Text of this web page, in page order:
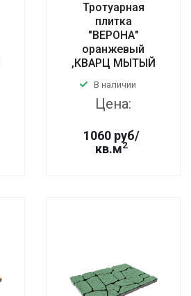
Тротуарная
плитка
"ВЕРОНА"
оранжевый
,КВАРЦ МЫТЫЙ
В наличии
Цена:
1060 руб/
кв.м2